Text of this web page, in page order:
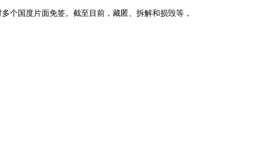
个国度片面免签。截至目前，藏匿、拆解和损毁等，